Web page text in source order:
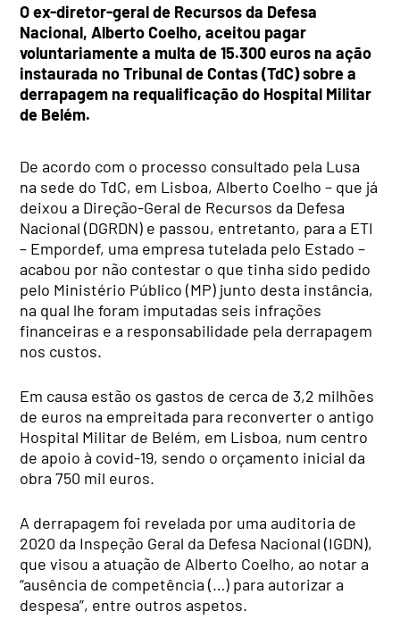
O ex-diretor-geral de Recursos da Defesa
Nacional, Alberto Coelho, aceitou pagar
voluntariamente a multa de 15.300 euros na ação
instaurada no Tribunal de Contas (TdC) sobre a
derrapagem na requalificação do Hospital Militar
de Belém.
De acordo com o processo consultado pela Lusa
na sede do TdC, em Lisboa, Alberto Coelho – que já
deixou a Direção-Geral de Recursos da Defesa
Nacional (DGRDN) e passou, entretanto, para a ETI
– Empordef, uma empresa tutelada pelo Estado –
acabou por não contestar o que tinha sido pedido
pelo Ministério Público (MP) junto desta instância,
na qual lhe foram imputadas seis infrações
financeiras e a responsabilidade pela derrapagem
nos custos.
Em causa estão os gastos de cerca de 3,2 milhões
de euros na empreitada para reconverter o antigo
Hospital Militar de Belém, em Lisboa, num centro
de apoio à covid-19, sendo o orçamento inicial da
obra 750 mil euros.
A derrapagem foi revelada por uma auditoria de
2020 da Inspeção Geral da Defesa Nacional (IGDN),
que visou a atuação de Alberto Coelho, ao notar a
“ausência de competência (…) para autorizar a
despesa”, entre outros aspetos.